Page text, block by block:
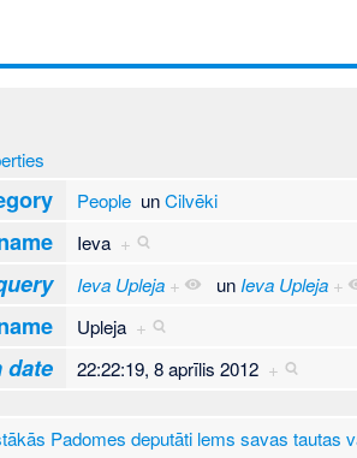
PeopleunCilvēki
Ieva +
Ieva Upleja + un Ieva Upleja +
Upleja +
date 22:22:19, 8 aprīlis 2012 +
Padomes deputāti lems savas tautas